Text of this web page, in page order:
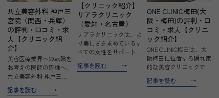
共立美容外科 神戸三
宮院（関西・兵庫）
の評判・口コミ・求
人【クリニック紹
介】
美容医療業界への転職を
お考えの医師の皆様へ、
共立美容外科 神戸三宮
いてみませんか？ 共立
記事を読む
【クリニック紹介】
リアラクリニック
（愛知・名古屋）
リアラクリニックは、よ
り美しさを求めているす
べての女性をサポートす
術・接客の提供を目指し
記事を読む
ONE CLINIC梅田(大
阪・梅田)の評判・口
コミ・求人【クリニ
ック紹介】
ONE CLINIC梅田は、大
阪梅田に位置する隠れ家
的な美容クリニックで
富な経験を持つ理事長の
記事を読む